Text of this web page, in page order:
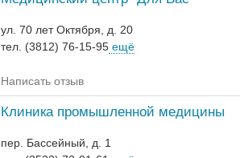
ул. 70 лет Октября, д. 20
тел. (3812) 76-15-95 ещё
Написать отзыв
Клиника промышленной медицины
пер. Бассейный, д. 1